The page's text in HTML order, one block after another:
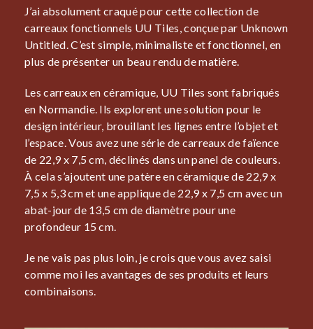
J’ai absolument craqué pour cette collection de
carreaux fonctionnels UU Tiles, conçue par Unknown
Untitled. C’est simple, minimaliste et fonctionnel, en
plus de présenter un beau rendu de matière.
Les carreaux en céramique, UU Tiles sont fabriqués
en Normandie. Ils explorent une solution pour le
design intérieur, brouillant les lignes entre l’objet et
l’espace. Vous avez une série de carreaux de faïence
de 22,9 x 7,5 cm, déclinés dans un panel de couleurs.
À cela s’ajoutent une patère en céramique de 22,9 x
7,5 x 5,3 cm et une applique de 22,9 x 7,5 cm avec un
abat-jour de 13,5 cm de diamètre pour une
profondeur 15 cm.
Je ne vais pas plus loin, je crois que vous avez saisi
comme moi les avantages de ses produits et leurs
combinaisons.